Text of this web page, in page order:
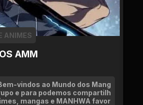
AMM
ANIMES
vindos ao Mundo dos Mang
e para podemos compartilh
mangas e MANHWA favor